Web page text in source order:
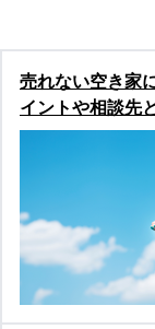
売れない空き家
イントや相談先